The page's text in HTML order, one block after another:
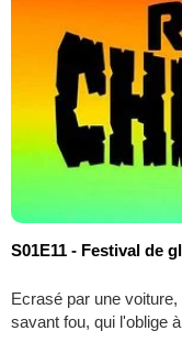
S01E11 - Festival de
Ecrasé par une
savant fou, qui l'oblige